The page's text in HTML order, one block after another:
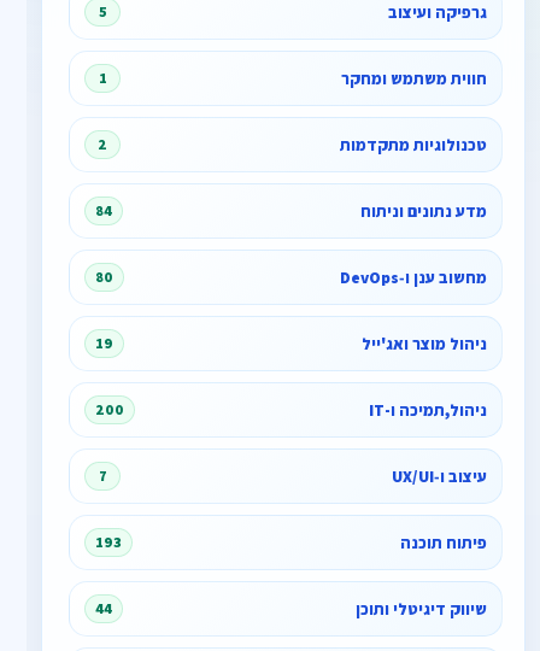
גרפיקה ועיצוב 5
חווית משתמש ומחקר 1
טכנולוגיות מתקדמות 2
מדע נתונים וניתוח 84
מחשוב ענן ו‑DevOps 80
ניהול מוצר ואג'ייל 19
ניהול,תמיכה ו-IT 200
עיצוב ו‑UX/UI 7
פיתוח תוכנה 193
שיווק דיגיטלי ותוכן 44